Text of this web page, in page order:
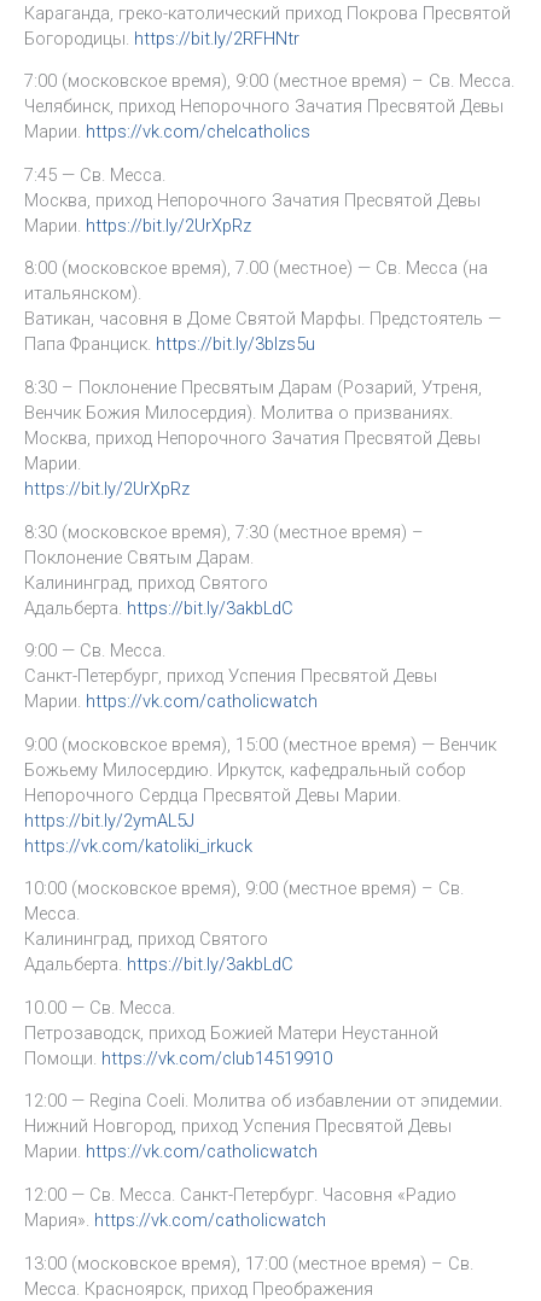
Караганда, греко-католический приход Покрова Пресвятой
Богородицы. https://bit.ly/2RFHNtr
7:00 (московское время), 9:00 (местное время) – Св. Месса.
Челябинск, приход Непорочного Зачатия Пресвятой Девы
Марии. https://vk.com/chelcatholics
7:45 — Св. Месса.
Москва, приход Непорочного Зачатия Пресвятой Девы
Марии. https://bit.ly/2UrXpRz
8:00 (московское время), 7.00 (местное) — Св. Месса (на
итальянском).
Ватикан, часовня в Доме Святой Марфы. Предстоятель —
Папа Франциск. https://bit.ly/3blzs5u
8:30 – Поклонение Пресвятым Дарам (Розарий, Утреня,
Венчик Божия Милосердия). Молитва о призваниях.
Москва, приход Непорочного Зачатия Пресвятой Девы
Марии.
https://bit.ly/2UrXpRz
8:30 (московское время), 7:30 (местное время) –
Поклонение Святым Дарам.
Калининград, приход Святого
Адальберта. https://bit.ly/3akbLdC
9:00 — Св. Месса.
Санкт-Петербург, приход Успения Пресвятой Девы
Марии. https://vk.com/catholicwatch
9:00 (московское время), 15:00 (местное время) — Венчик
Божьему Милосердию. Иркутск, кафедральный собор
Непорочного Сердца Пресвятой Девы Марии.
https://bit.ly/2ymAL5J
https://vk.com/katoliki_irkuck
10:00 (московское время), 9:00 (местное время) – Св.
Месса.
Калининград, приход Святого
Адальберта. https://bit.ly/3akbLdC
10.00 — Св. Месса.
Петрозаводск, приход Божией Матери Неустанной
Помощи. https://vk.com/club14519910
12:00 — Regina Coeli. Молитва об избавлении от эпидемии.
Нижний Новгород, приход Успения Пресвятой Девы
Марии. https://vk.com/catholicwatch
12:00 — Св. Месса. Санкт-Петербург. Часовня «Радио
Мария». https://vk.com/catholicwatch
13:00 (московское время), 17:00 (местное время) – Св.
Месса. Красноярск, приход Преображения